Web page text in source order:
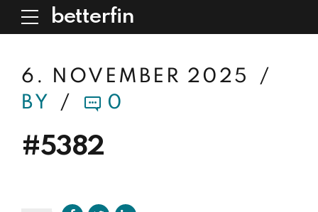
betterfin
6. NOVEMBER 2025
BY
0
#5382